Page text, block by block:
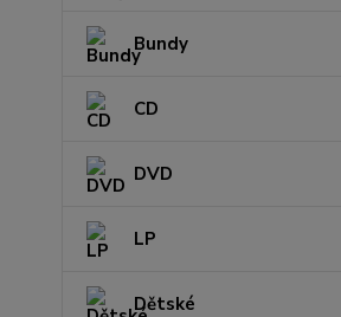
Bundy
CD
DVD
LP
Dětské